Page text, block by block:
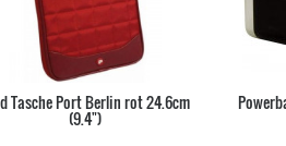
Tasche Port Berlin rot 24.6cm
(9.4")